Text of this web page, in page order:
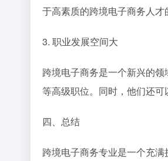
于高素质的跨境电子商务人才
3. 职业发展空间大
跨境电子商务是一个新兴的
等高级职位。同时，他们还可
四、总结
跨境电子商务专业是一个充